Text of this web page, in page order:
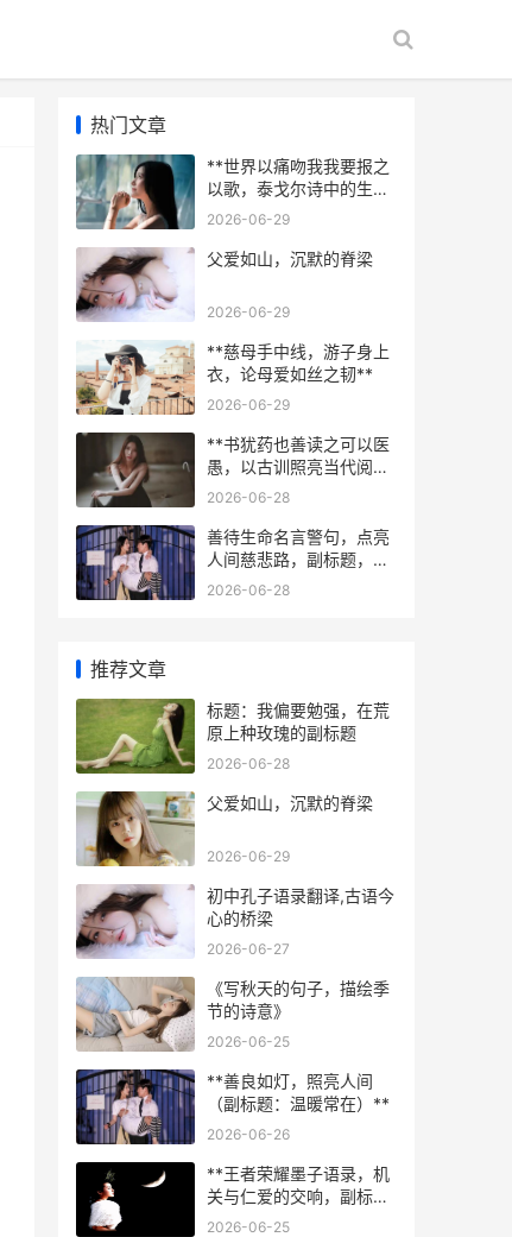
热门文章
**世界以痛吻我我要报之
以歌，泰戈尔诗中的生命
韧性**
2026-06-29
父爱如山，沉默的脊梁
2026-06-29
**慈母手中线，游子身上
衣，论母爱如丝之韧**
2026-06-29
**书犹药也善读之可以医
愚，以古训照亮当代阅读
之路**
2026-06-28
善待生命名言警句，点亮
人间慈悲路，副标题，从
警句到践行的温暖旅程
2026-06-28
推荐文章
标题：我偏要勉强，在荒
原上种玫瑰的副标题
2026-06-28
父爱如山，沉默的脊梁
2026-06-29
初中孔子语录翻译,古语今
心的桥梁
2026-06-27
《写秋天的句子，描绘季
节的诗意》
2026-06-25
**善良如灯，照亮人间
（副标题：温暖常在）**
2026-06-26
**王者荣耀墨子语录，机
关与仁爱的交响，副标
题，一位古代智者在虚拟
2026-06-25